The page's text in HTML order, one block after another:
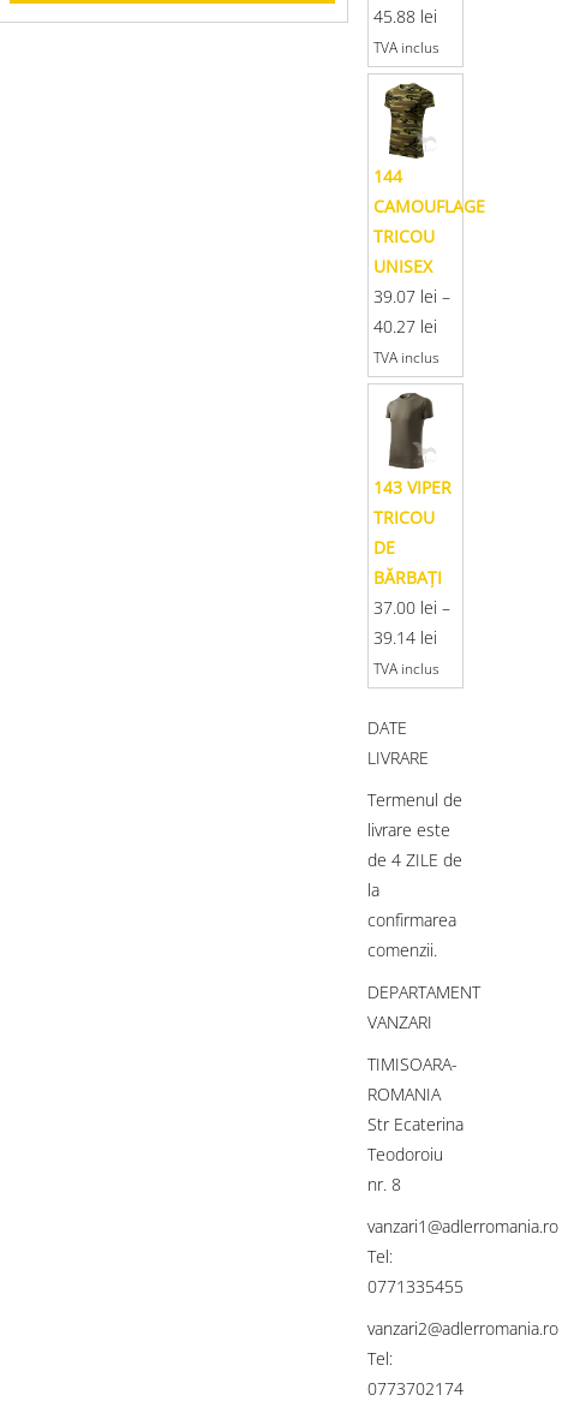
45.88 lei
TVA inclus
144
CAMOUFLAGE
TRICOU
UNISEX
39.07 lei –
40.27 lei
TVA inclus
143 VIPER
TRICOU
DE
BĂRBAŢI
37.00 lei –
39.14 lei
TVA inclus
DATE
LIVRARE
Termenul de
livrare este
de 4 ZILE de
la
confirmarea
comenzii.
DEPARTAMENT
VANZARI
TIMISOARA-
ROMANIA
Str Ecaterina
Teodoroiu
nr. 8
vanzari1@adlerromania.ro
Tel:
0771335455
vanzari2@adlerromania.ro
Tel:
0773702174